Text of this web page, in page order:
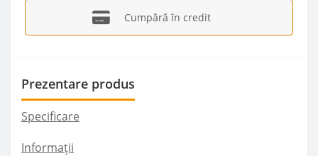
Cumpără în credit
Prezentare produs
Specificare
Informații